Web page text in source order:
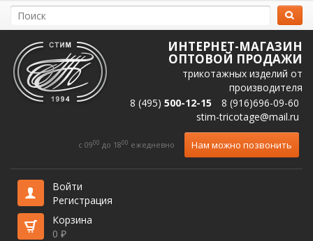
ИНТЕРНЕТ-МАГАЗИН
ОПТОВОЙ ПРОДАЖИ
трикотажных изделий от
производителя
8 (495) 500-12-15
8 (916)696-09-60
stim-tricotage@mail.ru
c 0900 до 1800 ежедневно Нам можно позвонить
Войти
Регистрация
Корзина
0 ₽